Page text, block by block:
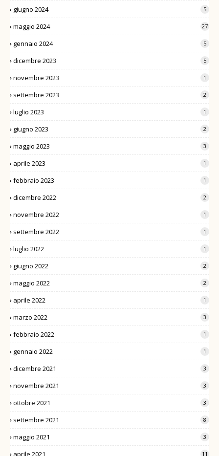
giugno 2024 5
maggio 2024 27
gennaio 2024 5
dicembre 2023 5
novembre 2023 1
settembre 2023 2
luglio 2023 1
giugno 2023 2
maggio 2023 3
aprile 2023 1
febbraio 2023 1
dicembre 2022 2
novembre 2022 1
settembre 2022 1
luglio 2022 1
giugno 2022 2
maggio 2022 2
aprile 2022 1
marzo 2022 3
febbraio 2022 1
gennaio 2022 1
dicembre 2021 3
novembre 2021 3
ottobre 2021 3
settembre 2021 8
maggio 2021 3
aprile 2021 11